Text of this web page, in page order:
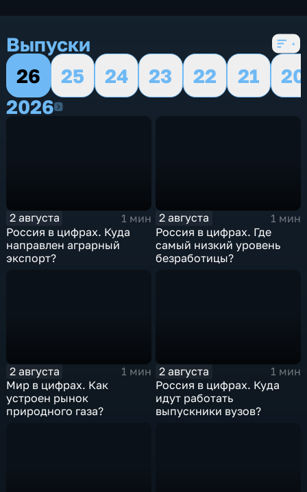
Выпуски
26
25 24 23 22 21
20
20262026
2 августа
1 мин
Россия в цифрах. Куда
направлен аграрный
экспорт?
2 августа
1 мин
Россия в цифрах. Где
самый низкий уровень
безработицы?
2 августа
1 мин
Мир в цифрах. Как
устроен рынок
природного газа?
2 августа
1 мин
Россия в цифрах. Куда
идут работать
выпускники вузов?